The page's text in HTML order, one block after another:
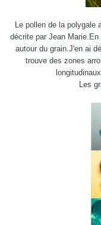
Le pollen de la polygale
décrite par Jean
autour du grain.J'en ai
trouve des zones
Les